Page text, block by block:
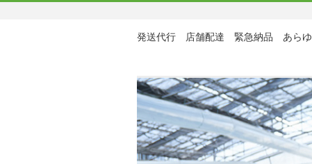
発送代行 店舗配達 緊急納品 あらゆ